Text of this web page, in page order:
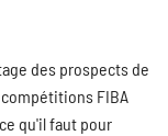
des prospects de
compétitions FIBA
qu'il faut pour